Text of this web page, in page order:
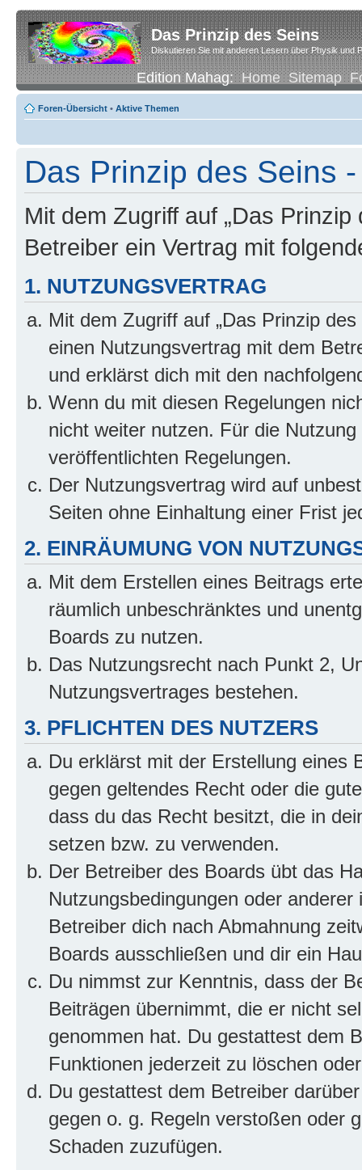
Das Prinzip des Seins
Diskutieren Sie mit anderen Lesern über Physik und
Edition Mahag:Home Sitemap
Foren-Übersicht • Aktive Themen
Das Prinzip des Seins
Mit dem Zugriff auf „Das
Betreiber ein Vertrag mit
1. NUTZUNGSVERTRAG
Mit dem Zugriff auf „Das Prinzip
einen Nutzungsvertrag mit dem
und erklärst dich mit den
Wenn du mit diesen Regelungen
nicht weiter nutzen. Für die
veröffentlichten Regelungen.
Der Nutzungsvertrag wird auf
Seiten ohne Einhaltung einer Frist
2. EINRÄUMUNG VON
Mit dem Erstellen eines Beitrags
räumlich unbeschränktes und
Boards zu nutzen.
Das Nutzungsrecht nach Punkt 2,
Nutzungsvertrages bestehen.
3. PFLICHTEN DES NUTZERS
Du erklärst mit der Erstellung eines
gegen geltendes Recht oder die
dass du das Recht besitzt, die in
setzen bzw. zu verwenden.
Der Betreiber des Boards übt das
Nutzungsbedingungen oder
Betreiber dich nach Abmahnung
Boards ausschließen und dir ein
Du nimmst zur Kenntnis, dass der
Beiträgen übernimmt, die er nicht
genommen hat. Du gestattest dem
Funktionen jederzeit zu löschen
Du gestattest dem Betreiber
gegen o. g. Regeln verstoßen oder
Schaden zuzufügen.